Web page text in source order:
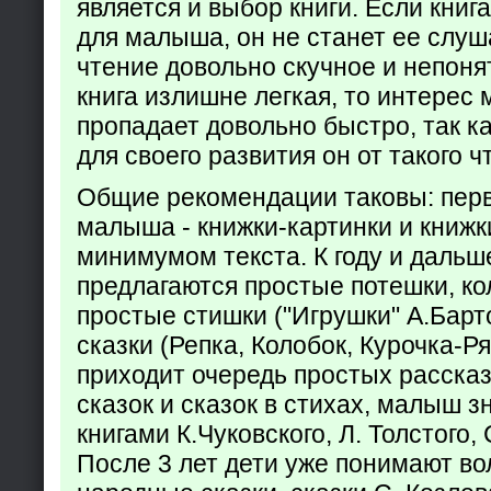
является и выбор книги. Если
для малыша, он не станет ее
чтение довольно скучное и
книга излишне легкая, то
пропадает довольно быстро, так
для своего развития он от такого
Общие рекомендации таковы:
малыша - книжки-картинки и
минимумом текста. К году и
предлагаются простые потешки,
простые стишки ("Игрушки"
сказки (Репка, Колобок, Курочка-
приходит очередь простых
сказок и сказок в стихах, малыш
книгами К.Чуковского, Л.
После 3 лет дети уже понимают